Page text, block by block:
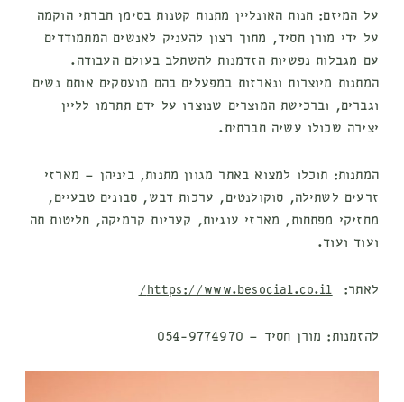
על המיזם: חנות האונליין מתנות קטנות בסימן חברתי הוקמה
על ידי מורן חסיד, מתוך רצון להעניק לאנשים המתמודדים
עם מגבלות נפשיות הזדמנות להשתלב בעולם העבודה.
המתנות מיוצרות ונארזות במפעלים בהם מועסקים אותם נשים
וגברים, וברכישת המוצרים שנוצרו על ידם תתרמו לליין
יצירה שכולו עשיה חברתית.
המתנות: תוכלו למצוא באתר מגוון מתנות, ביניהן – מארזי
זרעים לשתילה, סוקולנטים, ערכות דבש, סבונים טבעיים,
מחזיקי מפתחות, מארזי עוגיות, קעריות קרמיקה, חליטות תה
ועוד ועוד.
לאתר: https://www.besocial.co.il/
להזמנות: מורן חסיד – 054-9774970